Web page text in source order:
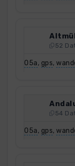
52
05a, gps,
54
05a, gps,